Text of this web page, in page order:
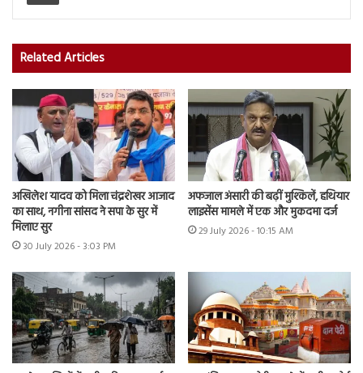
Related Articles
अखिलेश यादव को मिला चंद्रशेखर आजाद
का साथ, नगीना सांसद ने सपा के सुर में
मिलाए सुर
30 July 2026 - 3:03 PM
अफजाल अंसारी की बढ़ीं मुश्किलें, हथियार
लाइसेंस मामले में एक और मुकदमा दर्ज
29 July 2026 - 10:15 AM